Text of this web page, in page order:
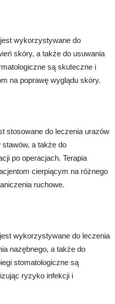
wykorzystywane do
skóry, a także do usuwania
są skuteczne i
na poprawę wyglądu skóry.
stosowane do leczenia urazów
a także do
po operacjach. Terapia
cierpiącym na różnego
ruchowe.
wykorzystywane do leczenia
nazębnego, a także do
stomatologiczne są
ryzyko infekcji i